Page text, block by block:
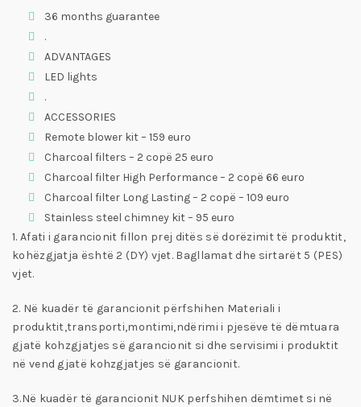
36 months guarantee
.
ADVANTAGES
LED lights
.
ACCESSORIES
Remote blower kit – 159 euro
Charcoal filters – 2 copë 25 euro
Charcoal filter High Performance – 2 copë 66 euro
Charcoal filter Long Lasting – 2 copë – 109 euro
Stainless steel chimney kit – 95 euro
1. Afati i garancionit fillon prej ditës së dorëzimit të produktit,
kohëzgjatja është 2 (DY) vjet. Bagllamat dhe sirtarët 5 (PES)
vjet.
2. Në kuadër të garancionit përfshihen Materiali i
produktit,transporti,montimi,ndërimi i pjesëve të dëmtuara
gjatë kohzgjatjes së garancionit si dhe servisimi i produktit
në vend gjatë kohzgjatjes së garancionit.
3.Në kuadër të garancionit NUK perfshihen dëmtimet si në